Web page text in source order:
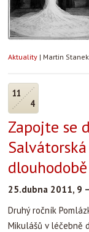
Aktuality | Martin Stanek
11
4
Zapojte se
25.dubna 2011, 9
Druhý ročník
Mikulášů v léčebně